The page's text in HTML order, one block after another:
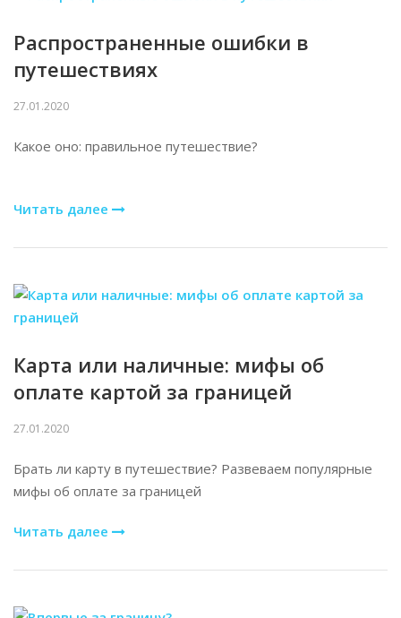
Распространенные ошибки в
путешествиях
27.01.2020
Какое оно: правильное путешествие?
Читать далее
Карта или наличные: мифы об
оплате картой за границей
27.01.2020
Брать ли карту в путешествие? Развеваем популярные
мифы об оплате за границей
Читать далее